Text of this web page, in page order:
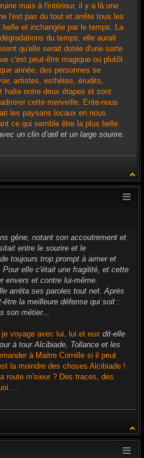
mais à l'intérieur, il y a là une
l'est pas du tout et arrête tous les
et inchangée par le temps. La
du temps, elle aurait
qu'elle serait dotée d'une sorte
c'est peut-être magique ou plutôt
année, des personnes se
artistes, esthètes, érudits,
halte entre deux étapes et sont
cette merveille. Ente-nous
les paysans locaux en nous
ce qui semble être la plus belle
un clin d’œil et un large sourire.
gêne, notant son accoutrement et
entre le sourire et le
toujours trop prompt à aimer et
elle c'était une fragilité, et cette
envers et contre lui-même.
arrêta ses paroles tout net. Après
la meilleure défense qui soit :
son métier...
voyage avec lui, lui et eux dit-elle
à tour Alcibiade, Tollance et les
à Maitre Cornille si il peut
la moindre des choses Alcibiade !
route m'sieur ? Des traces, des
...